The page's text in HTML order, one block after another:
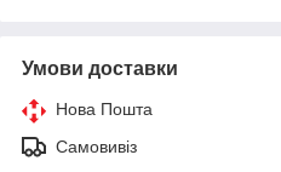
Умови доставки
Нова Пошта
Самовивіз